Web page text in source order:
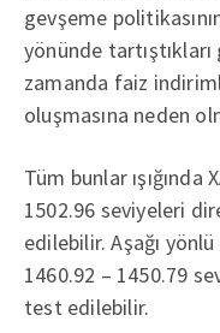
gevşeme
yönünde tartıştıkları
zamanda faiz
oluşmasına neden
Tüm bunlar ışığında
1502.96 seviyeleri
edilebilir. Aşağı
1460.92 – 1450.79
test edilebilir.